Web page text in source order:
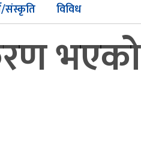
संस्कृति विविध
भएको